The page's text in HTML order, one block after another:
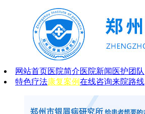
网站首页医院简介医院新闻 医护团队
特色疗法康复案例在线咨询来院路线